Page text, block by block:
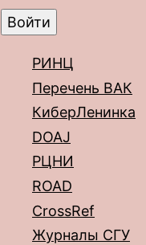
РИНЦ
Перечень ВАК
КиберЛенинка
DOAJ
РЦНИ
ROAD
CrossRef
Журналы СГУ